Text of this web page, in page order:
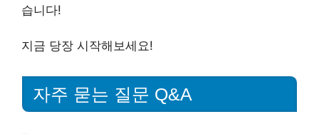
습니다!
지금 당장 시작해보세요!
자주 묻는 질문 Q&A